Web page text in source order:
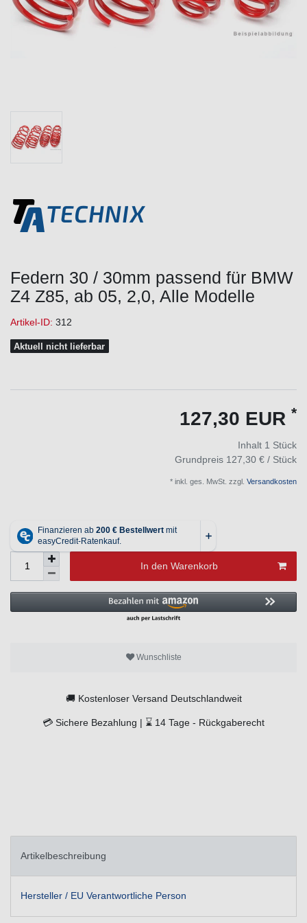
Federn 30 / 30mm passend für BMW
Z4 Z85, ab 05, 2,0, Alle Modelle
Artikel-ID: 312
Aktuell nicht lieferbar
127,30 EUR *
Inhalt 1 Stück
Grundpreis 127,30 € / Stück
* inkl. ges. MwSt. zzgl. Versandkosten
In den Warenkorb
Wunschliste
🚚 Kostenloser Versand Deutschlandweit
💳 Sichere Bezahlung | ⌛ 14 Tage - Rückgaberecht
Artikelbeschreibung
Hersteller / EU Verantwortliche Person